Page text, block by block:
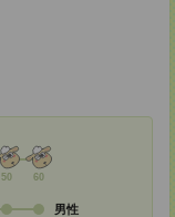
50 60
男性